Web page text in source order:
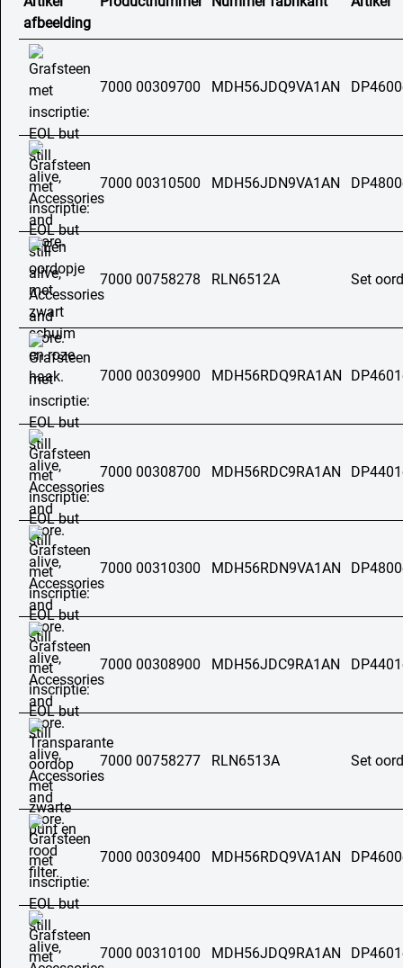
afbeelding
7000 00309700 MDH56JDQ9VA1AN
7000 00310500 MDH56JDN9VA1AN
7000 00758278 RLN6512A Set
7000 00309900 MDH56RDQ9RA1AN
7000 00308700 MDH56RDC9RA1AN
7000 00310300 MDH56RDN9VA1AN
7000 00308900 MDH56JDC9RA1AN
7000 00758277 RLN6513A Set
7000 00309400 MDH56RDQ9VA1AN
7000 00310100 MDH56JDQ9RA1AN